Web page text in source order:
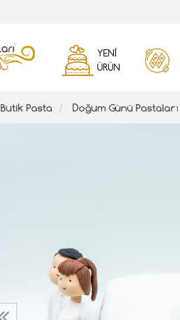
YENI
ÜRÜN
Butik Pasta Doğum Günü Pastaları